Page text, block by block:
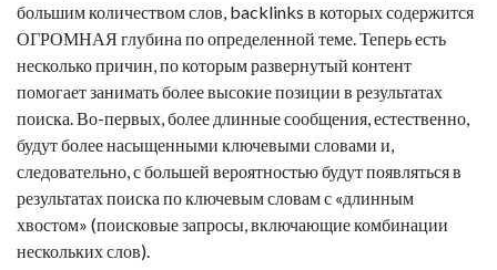
большим количеством слов, backlinks в которых содержится
ОГРОМНАЯ глубина по определенной теме. Теперь есть
несколько причин, по которым развернутый контент
помогает занимать более высокие позиции в результатах
поиска. Во-первых, более длинные сообщения, естественно,
будут более насыщенными ключевыми словами и,
следовательно, с большей вероятностью будут появляться в
результатах поиска по ключевым словам с «длинным
хвостом» (поисковые запросы, включающие комбинации
нескольких слов).